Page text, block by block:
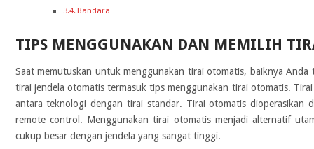
Bandara
TIPS MENGGUNAKAN DAN MEMILIH
Saat memutuskan untuk menggunakan tirai otomatis, baiknya Anda
tirai jendela otomatistermasuk tips menggunakan tirai otomatis.
antara teknologi dengan tirai standar. Tirai otomatis dioperasikan
remote control. Menggunakan tirai otomatis menjadi alternatif
cukup besar dengan jendela yang sangat tinggi.